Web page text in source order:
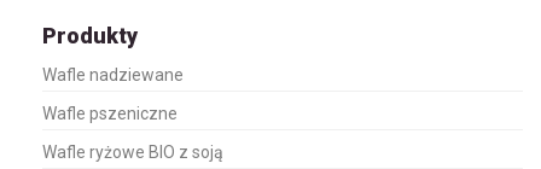
Produkty
Wafle nadziewane
Wafle pszeniczne
Wafle ryżowe BIO z soją